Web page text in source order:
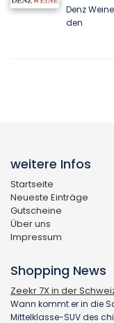
Denz
den
weitere Infos
Startseite
Neueste Einträge
Gutscheine
Über uns
Impressum
Shopping News
Zeekr 7X in der
Wann kommt er in die
Mittelklasse-SUV des